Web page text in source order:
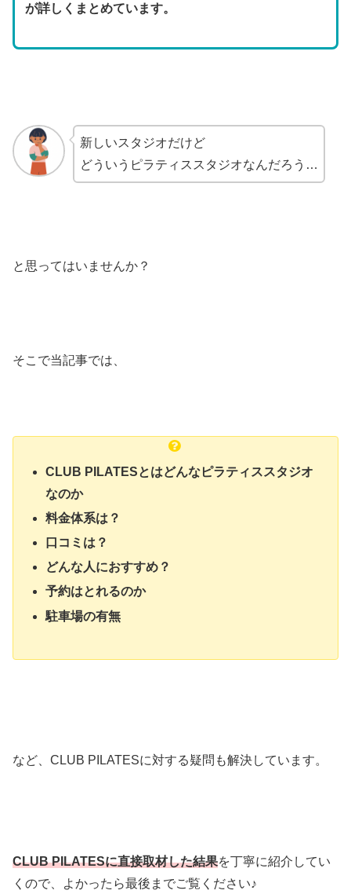
が詳しくまとめています。
新しいスタジオだけど
どういうピラティススタジオなんだろう…
と思ってはいませんか？
そこで当記事では、
CLUB PILATESとはどんなピラティススタジオ
なのか
料金体系は？
口コミは？
どんな人におすすめ？
予約はとれるのか
駐車場の有無
など、CLUB PILATESに対する疑問も解決しています。
CLUB PILATESに直接取材した結果を丁寧に紹介してい
くので、よかったら最後までご覧ください♪